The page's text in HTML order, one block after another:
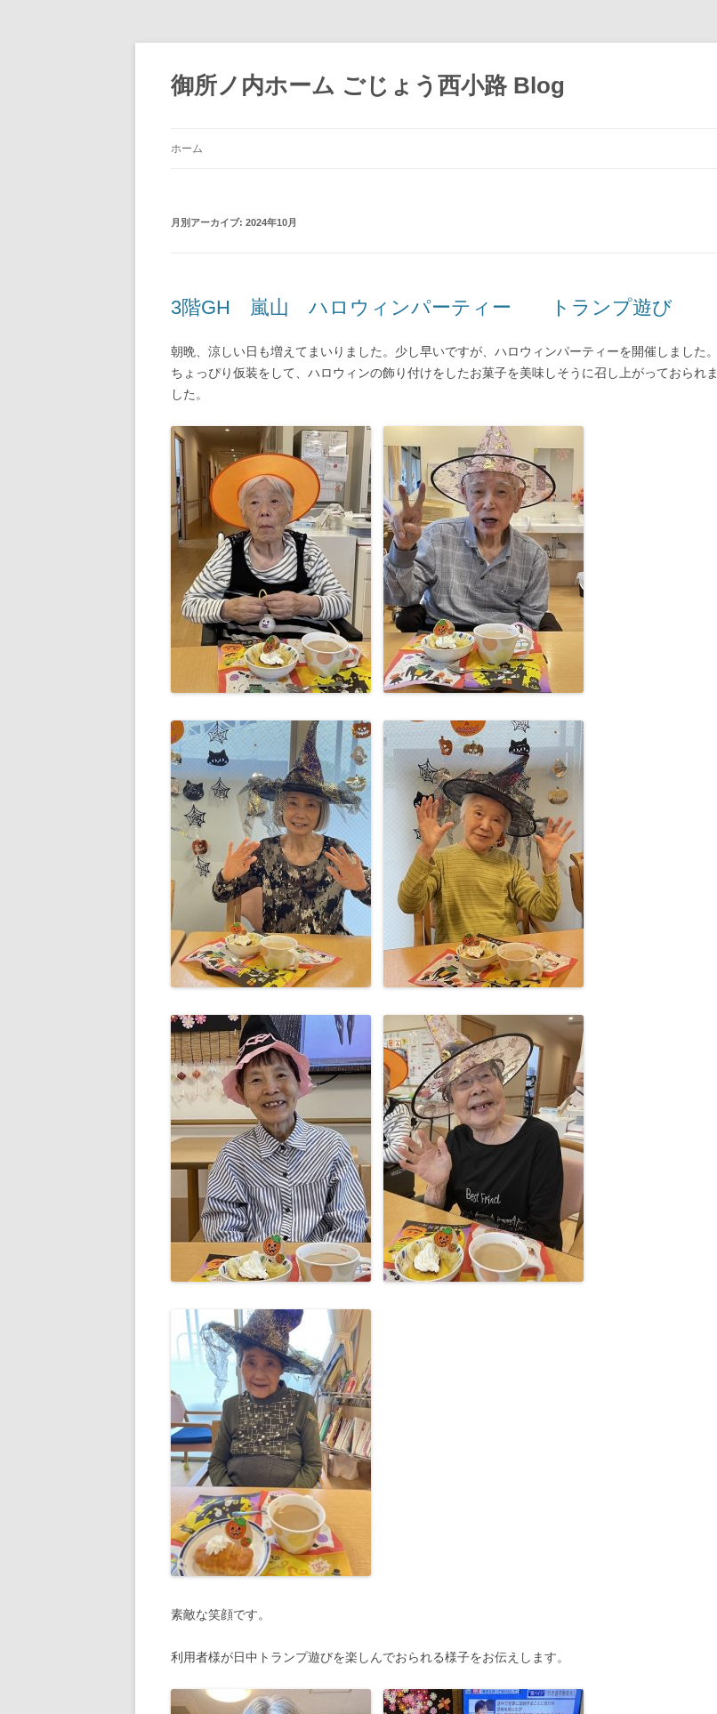
御所ノ内ホーム ごじょう西小路 Blog
ホーム
月別アーカイブ: 2024年10月
3階GH 嵐山 ハロウィンパーティー トランプ遊び
朝晩、涼しい日も増えてまいりました。少し早いですが、ハロウィンパーティーを開催しました。
ちょっぴり仮装をして、ハロウィンの飾り付けをしたお菓子を美味しそうに召し上がっておられま
した。
素敵な笑顔です。
利用者様が日中トランプ遊びを楽しんでおられる様子をお伝えします。